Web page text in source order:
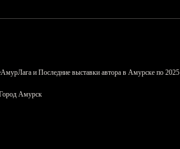
и Последние выставки автора в Амурске по 2025
Амурск